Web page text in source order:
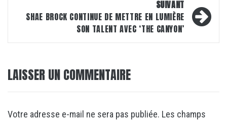
SUIVANT
SHAE BROCK CONTINUE DE METTRE EN LUMIÈRE
SON TALENT AVEC ‘THE CANYON’
LAISSER UN COMMENTAIRE
Votre adresse e-mail ne sera pas publiée. Les champs